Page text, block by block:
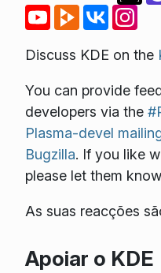
Discuss KDE on the
You can provide
developers via the
Plasma-devel
Bugzilla. If you like
please let them
As suas reacções
Apoiar o KDE